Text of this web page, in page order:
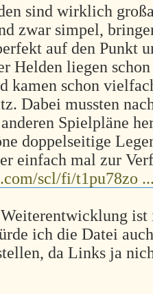
sind wirklich
zwar simpel,
auf den Punkt
Helden liegen
kamen schon
Dabei mussten
Spielpläne
doppelseitige
einfach mal zur
scl/fi/t1pu78zo
ist
ich die Datei
da Links ja